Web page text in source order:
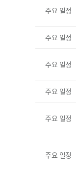
주요 일정
주요 일정
주요 일정
주요 일정
주요 일정
주요 일정